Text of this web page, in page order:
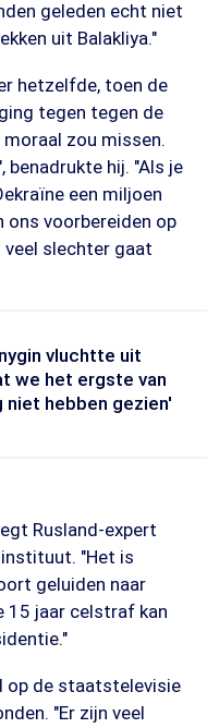
geleden echt niet
uit Balakliya."
hetzelfde, toen de
tegen tegen de
zou missen.
benadrukte hij. "Als je
een miljoen
ons voorbereiden op
slechter gaat
vluchtte uit
we het ergste van
niet hebben gezien'
Rusland-expert
"Het is
geluiden naar
15 jaar celstraf kan
op de staatstelevisie
"Er zijn veel